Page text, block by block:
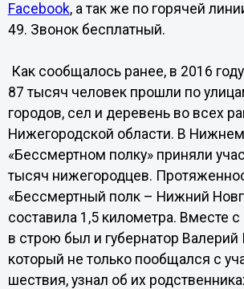
Facebook, а так же по горячей
49. Звонок бесплатный.
Как сообщалось ранее, в 2016
87 тысяч человек прошли по
городов, сел и деревень во всех
Нижегородской области. В
«Бессмертном полку» приняли
тысяч нижегородцев.
«Бессмертный полк – Нижний
составила 1,5 километра. Вместе
в строю был и губернатор
который не только пообщался с
шествия, узнал об их